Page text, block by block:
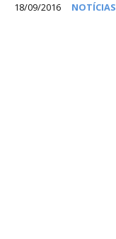
18/09/2016 NOTÍCIAS